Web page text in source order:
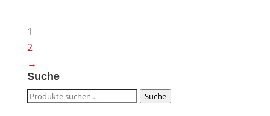
1
2
→
Suche
Suche
Suche